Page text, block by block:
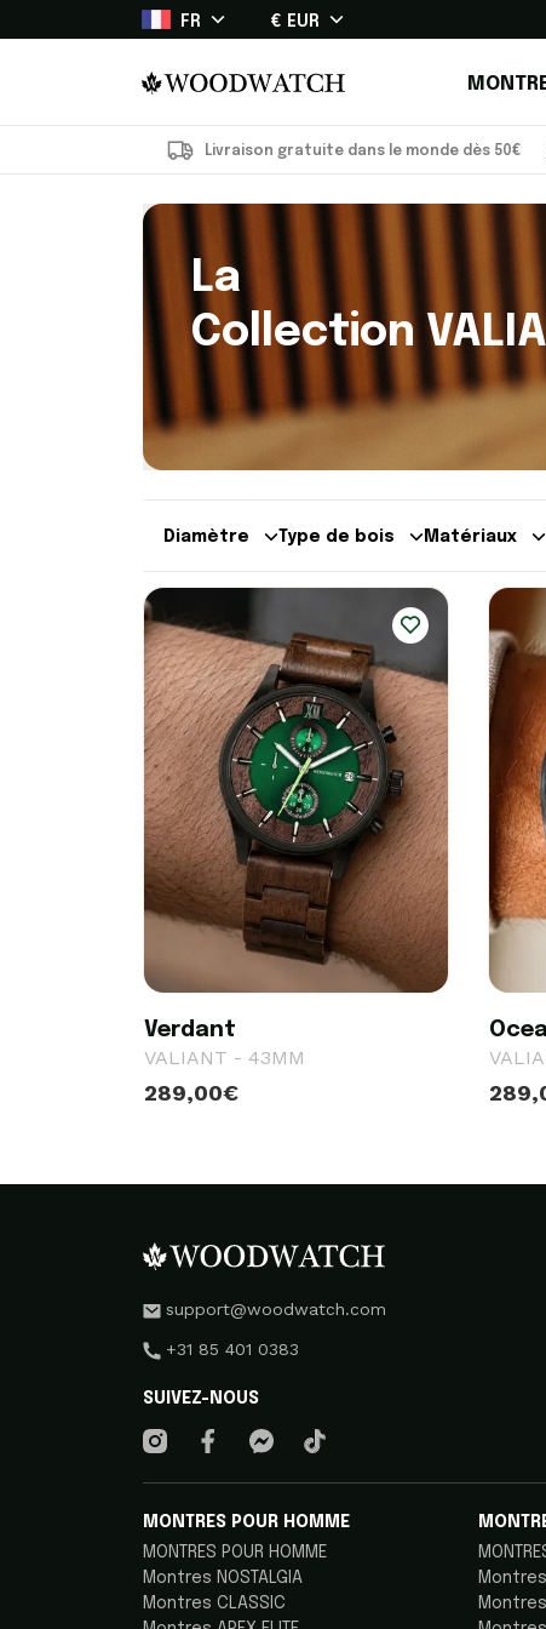
FR € EUR
Livraison gratuite dans le monde dès 50€
La
Collection
Diamètre Type de bois Matériaux
Verdant
VALIANT - 43MM
289,00€
support@woodwatch.com
+31 85 401 0383
SUIVEZ-NOUS
MONTRES POUR HOMME
MONTRES POUR HOMME
Montres NOSTALGIA
Montres CLASSIC
Montres
Montres